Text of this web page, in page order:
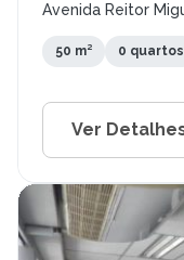
Avenida Reitor
50 m² 0 quartos
Ver